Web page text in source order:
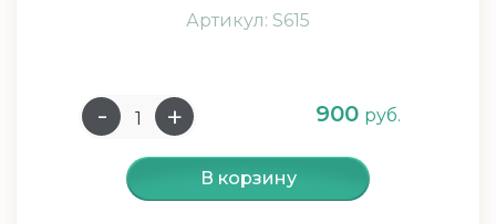
Артикул: S615
900 руб.
В корзину